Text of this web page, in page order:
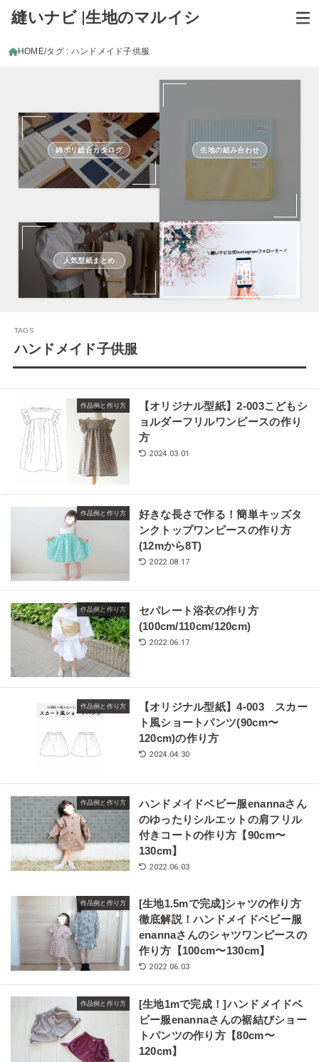
縫いナビ |生地のマルイシ
HOME タグ : ハンドメイド子供服
綿ポリ総合カタログ 生地の組み合わせ
人気型紙まとめ
ハンドメイド子供服
作品例と作り方
【オリジナル型紙】2-003こどもシ
ョルダーフリルワンピースの作り
方
2024.03.01
作品例と作り方
好きな長さで作る！簡単キッズタ
ンクトップワンピースの作り方
(12mから8T)
2022.08.17
作品例と作り方
セパレート浴衣の作り方
(100cm/110cm/120cm)
2022.06.17
作品例と作り方
【オリジナル型紙】4-003 スカー
ト風ショートパンツ(90cm〜
120cm)の作り方
2024.04.30
作品例と作り方
ハンドメイドベビー服enannaさん
のゆったりシルエットの肩フリル
付きコートの作り方【90cm〜
130cm】
2022.06.03
作品例と作り方
[生地1.5mで完成]シャツの作り方
徹底解説！ハンドメイドベビー服
enannaさんのシャツワンピースの
作り方【100cm〜130cm】
2022.06.03
作品例と作り方
[生地1mで完成！]ハンドメイドベ
ビー服enannaさんの裾結びショー
トパンツの作り方【80cm〜
120cm】